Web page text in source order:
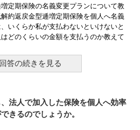
定期保険の名義変更プランについて教
約返戻金型逓増定期保険を個人へ名義
いくらか私が支払わないといけないと
どのくらいの金額を支払うのか教えて
回答の続きを見る
法人で加入した保険を個人へ効率
きるのでしょうか。